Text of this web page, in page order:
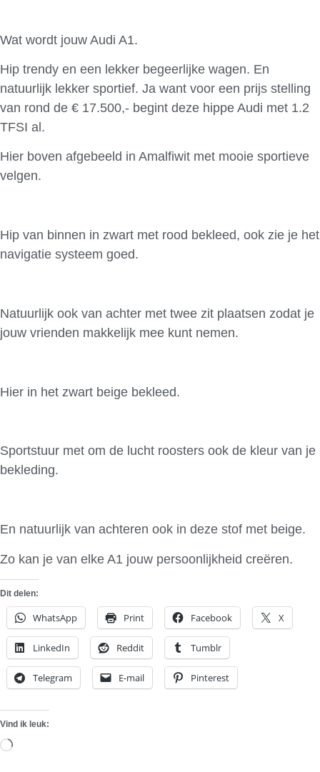
Wat wordt jouw Audi A1.
Hip trendy en een lekker begeerlijke wagen. En
natuurlijk lekker sportief. Ja want voor een prijs stelling
van rond de € 17.500,- begint deze hippe Audi met 1.2
TFSI al.
Hier boven afgebeeld in Amalfiwit met mooie sportieve
velgen.
Hip van binnen in zwart met rood bekleed, ook zie je het
navigatie systeem goed.
Natuurlijk ook van achter met twee zit plaatsen zodat je
jouw vrienden makkelijk mee kunt nemen.
Hier in het zwart beige bekleed.
Sportstuur met om de lucht roosters ook de kleur van je
bekleding.
En natuurlijk van achteren ook in deze stof met beige.
Zo kan je van elke A1 jouw persoonlijkheid creëren.
Dit delen:
WhatsApp Print Facebook X
LinkedIn Reddit Tumblr
Telegram E-mail Pinterest
Vind ik leuk:
Aan